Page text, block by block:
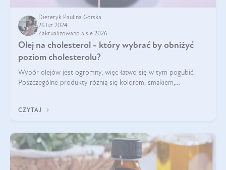
Dietetyk Paulina Górska
26 lut 2024
Zaktualizowano 5 sie 2026
Olej na cholesterol - który wybrać by obniżyć
poziom cholesterolu?
Wybór olejów jest ogromny, więc łatwo się w tym pogubić.
Poszczególne produkty różnią się kolorem, smakiem,
CZYTAJ